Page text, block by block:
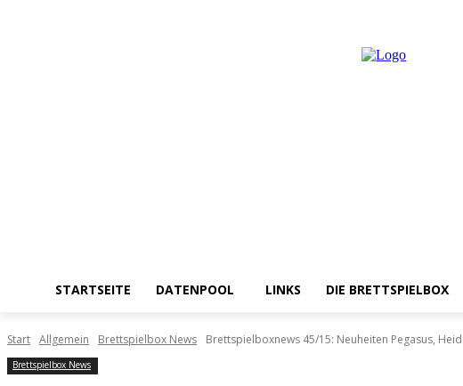
STARTSEITE DATENPOOL LINKS DIE BRETTSPIELBOX
Start Allgemein Brettspielbox News Brettspielboxnews 45/15: Neuheiten Pegasus,
Brettspielbox News